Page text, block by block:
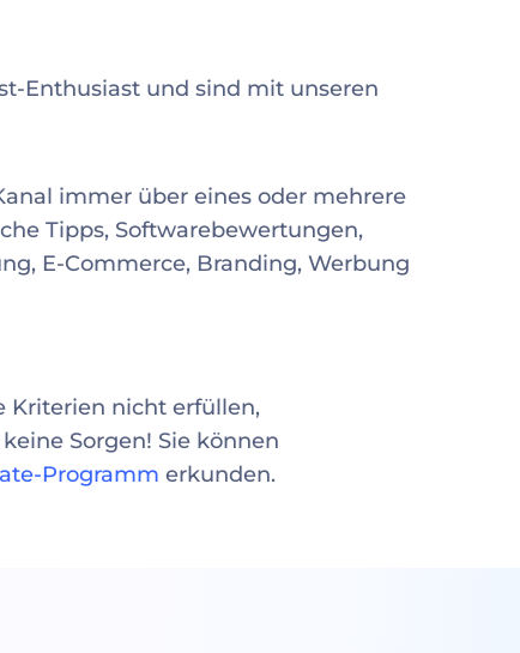
Enthusiast und sind mit unseren
immer über eines oder mehrere
Tipps, Softwarebewertungen,
E-Commerce, Branding, Werbung
Kriterien nicht erfüllen,
Sorgen! Sie können
Programm erkunden.